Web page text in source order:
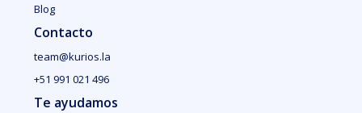
Blog
Contacto
team@kurios.la
+51 991 021 496
Te ayudamos